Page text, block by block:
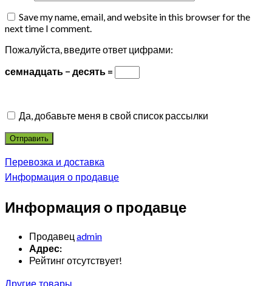
Save my name, email, and website in this browser for the
next time I comment.
Пожалуйста, введите ответ цифрами:
семнадцать − десять =
Да, добавьте меня в свой список рассылки
Перевозка и доставка
Информация о продавце
Информация о продавце
Продавец admin
Адрес:
Рейтинг отсутствует!